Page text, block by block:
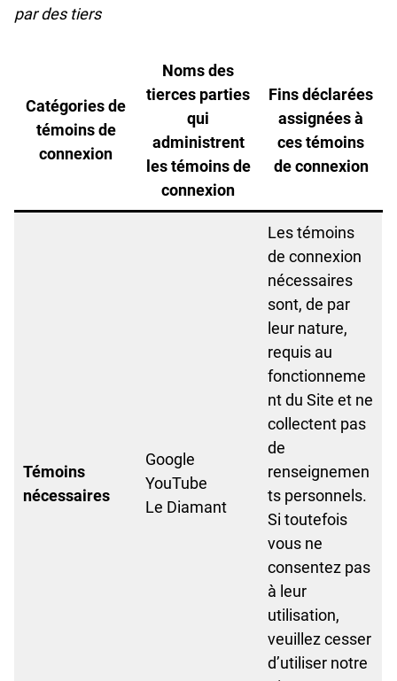
par des tiers
Catégories de
témoins de
connexion
Noms des
tierces parties
qui
administrent
les témoins de
connexion
Fins déclarées
assignées à
ces témoins
de connexion
Témoins
nécessaires
Google
YouTube
Le Diamant
Les témoins
de connexion
nécessaires
sont, de par
leur nature,
requis au
fonctionneme
nt du Site et ne
collectent pas
de
renseignemen
ts personnels.
Si toutefois
vous ne
consentez pas
à leur
utilisation,
veuillez cesser
d’utiliser notre